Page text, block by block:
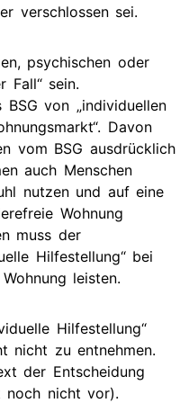
verschlossen sei.
psychischen oder
Fall“ sein.
von „individuellen
Davon
vom BSG ausdrücklich
auch Menschen
nutzen und auf eine
Wohnung
muss der
Hilfestellung“ bei
leisten.
Hilfestellung“
nicht zu entnehmen.
der Entscheidung
noch nicht vor).